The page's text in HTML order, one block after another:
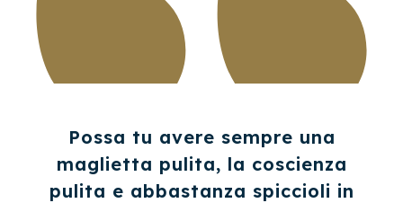
Possa tu avere sempre una
maglietta pulita, la coscienza
pulita e abbastanza spiccioli in